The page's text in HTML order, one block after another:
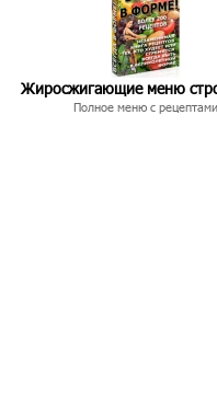
Жиросжигающие меню
Полное меню с рецептами